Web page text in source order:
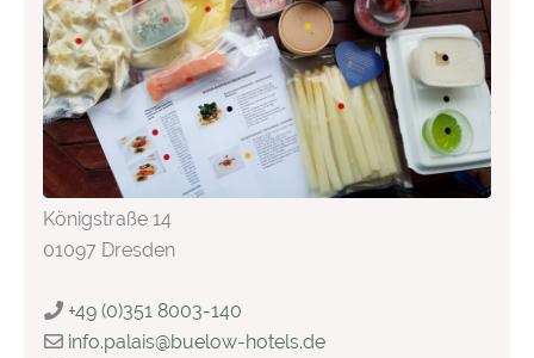
Königstraße 14
01097 Dresden
+49 (0)351 8003-140
info.palais@buelow-hotels.de